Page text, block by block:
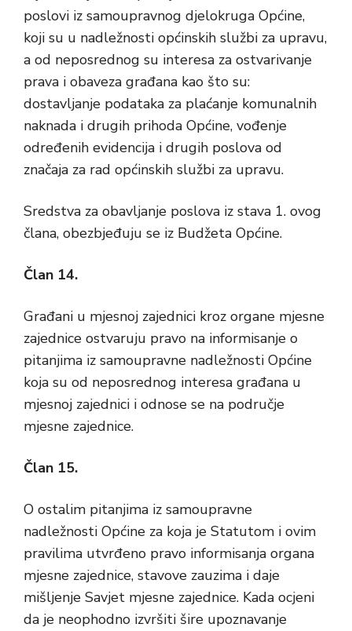
poslovi iz samoupravnog djelokruga Općine,
koji su u nadležnosti općinskih službi za upravu,
a od neposrednog su interesa za ostvarivanje
prava i obaveza građana kao što su:
dostavljanje podataka za plaćanje komunalnih
naknada i drugih prihoda Općine, vođenje
određenih evidencija i drugih poslova od
značaja za rad općinskih službi za upravu.
Sredstva za obavljanje poslova iz stava 1. ovog
člana, obezbjeđuju se iz Budžeta Općine.
Član 14.
Građani u mjesnoj zajednici kroz organe mjesne
zajednice ostvaruju pravo na informisanje o
pitanjima iz samoupravne nadležnosti Općine
koja su od neposrednog interesa građana u
mjesnoj zajednici i odnose se na područje
mjesne zajednice.
Član 15.
O ostalim pitanjima iz samoupravne
nadležnosti Općine za koja je Statutom i ovim
pravilima utvrđeno pravo informisanja organa
mjesne zajednice, stavove zauzima i daje
mišljenje Savjet mjesne zajednice. Kada ocjeni
da je neophodno izvršiti šire upoznavanje